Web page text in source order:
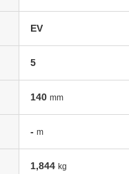
EV
5
140 mm
- m
1,844 kg